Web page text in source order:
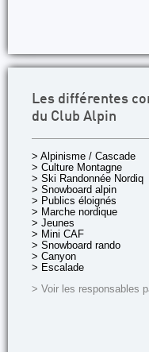
Les différentes
du Club Alpin
> Alpinisme / Cascade
> Culture Montagne
> Ski Randonnée Nordique
> Snowboard alpin
> Publics éloignés
> Marche nordique
> Jeunes
> Mini CAF
> Snowboard rando
> Canyon
> Escalade
> Voir les responsables